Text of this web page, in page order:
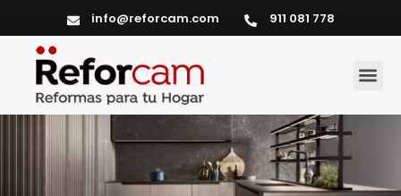
info@reforcam.com 911 081 778